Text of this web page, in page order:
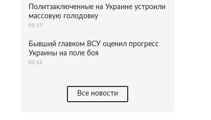
Политзаключенные на Украине устроили
массовую голодовку
01:17
Бывший главком ВСУ оценил прогресс
Украины на поле боя
01:12
Все новости